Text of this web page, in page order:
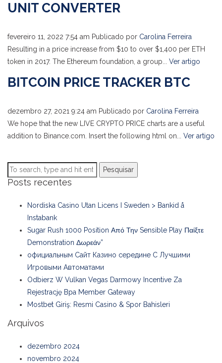
UNIT CONVERTER
fevereiro 11, 2022 7:54 am Publicado por Carolina Ferreira
Resulting in a price increase from $10 to over $1,400 per ETH
token in 2017. The Ethereum foundation, a group... Ver artigo
BITCOIN PRICE TRACKER BTC
dezembro 27, 2021 9:24 am Publicado por Carolina Ferreira
We hope that the new LIVE CRYPTO PRICE charts are a useful
addition to Binance.com. Insert the following html on... Ver artigo
Pesquisar
Posts recentes
Nordiska Casino Utan Licens I Sweden > Bankid å
Instabank
Sugar Rush 1000 Position Από Την Sensible Play Παίξτε
Demonstration Δωρεάν”
официальным Сайт Казино середине С Лучшими
Игровыми Автоматами
Odbierz W Vulkan Vegas Darmowy Incentive Za
Rejestrację Bpa Member Gateway
Mostbet Giriş: Resmi Casino & Spor Bahisleri
Arquivos
dezembro 2024
novembro 2024